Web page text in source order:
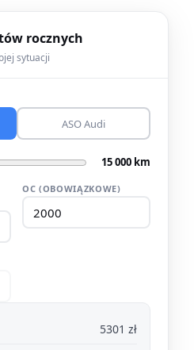
rocznych
sytuacji
ASO Audi
15 000 km
OC (OBOWIĄZKOWE)
5301 zł